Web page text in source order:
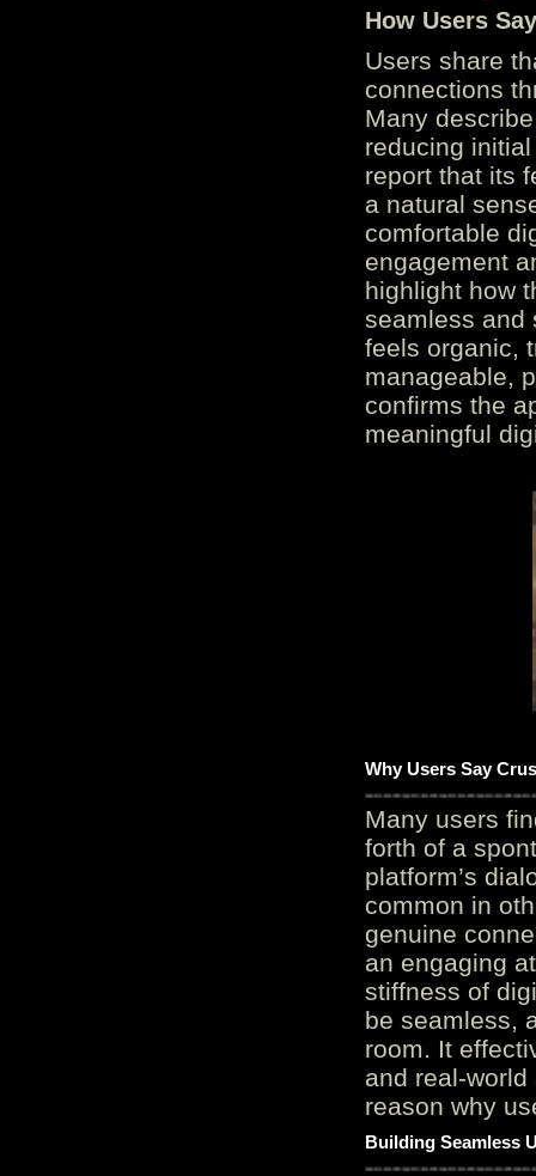
How Users
Users share
connections
Many
reducing
report that its
a natural
comfortable
engagement
highlight how
seamless and
feels organic,
manageable,
confirms the
meaningful
Why Users Say
Many users
forth of a
platform’s
common in
genuine
an engaging
stiffness of
be seamless,
room. It
and real-
reason why
Building Seamless